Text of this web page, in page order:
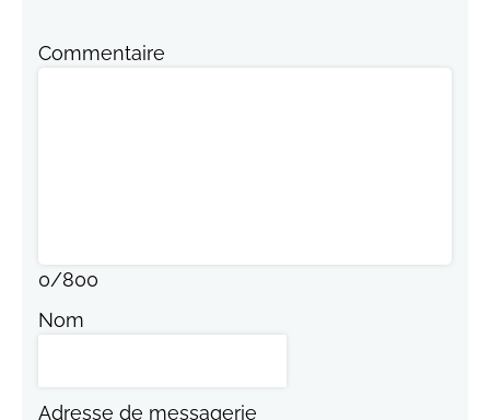
Commentaire
0/800
Nom
Adresse de messagerie